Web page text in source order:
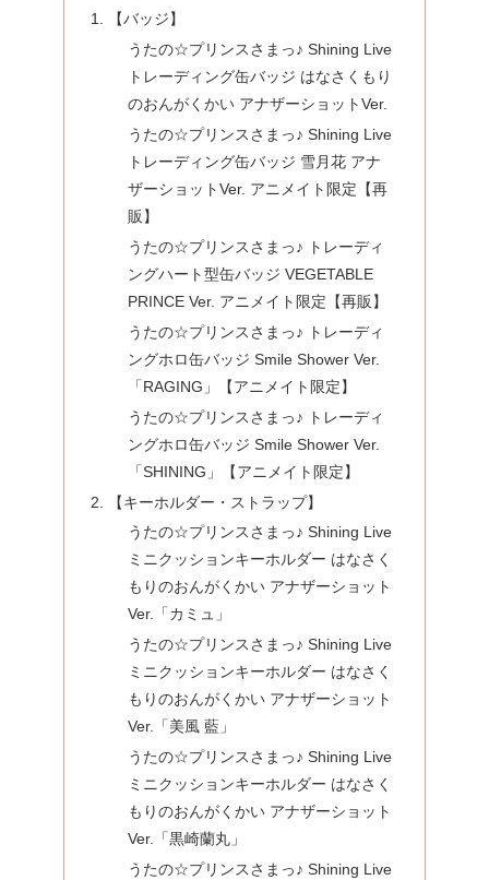
【バッジ】
うたの☆プリンスさまっ♪ Shining Live
トレーディング缶バッジ はなさくもり
のおんがくかい アナザーショットVer.
うたの☆プリンスさまっ♪ Shining Live
トレーディング缶バッジ 雪月花 アナ
ザーショットVer. アニメイト限定【再
販】
うたの☆プリンスさまっ♪ トレーディ
ングハート型缶バッジ VEGETABLE
PRINCE Ver. アニメイト限定【再販】
うたの☆プリンスさまっ♪ トレーディ
ングホロ缶バッジ Smile Shower Ver.
「RAGING」【アニメイト限定】
うたの☆プリンスさまっ♪ トレーディ
ングホロ缶バッジ Smile Shower Ver.
「SHINING」【アニメイト限定】
【キーホルダー・ストラップ】
うたの☆プリンスさまっ♪ Shining Live
ミニクッションキーホルダー はなさく
もりのおんがくかい アナザーショット
Ver.「カミュ」
うたの☆プリンスさまっ♪ Shining Live
ミニクッションキーホルダー はなさく
もりのおんがくかい アナザーショット
Ver.「美風 藍」
うたの☆プリンスさまっ♪ Shining Live
ミニクッションキーホルダー はなさく
もりのおんがくかい アナザーショット
Ver.「黒崎蘭丸」
うたの☆プリンスさまっ♪ Shining Live